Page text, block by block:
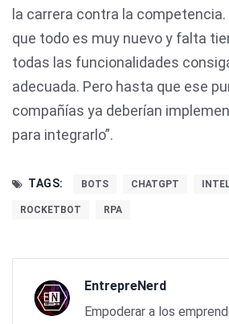
la carrera contra la
que todo es muy nuevo y falta
todas las funcionalidades
adecuada. Pero hasta que ese
compañías ya deberían
para integrarlo”.
TAGS: BOTS CHATGPT
ROCKETBOT RPA
EntrepreNerd
Empoderar a los